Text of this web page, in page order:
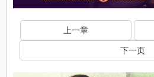
上一章
下一页